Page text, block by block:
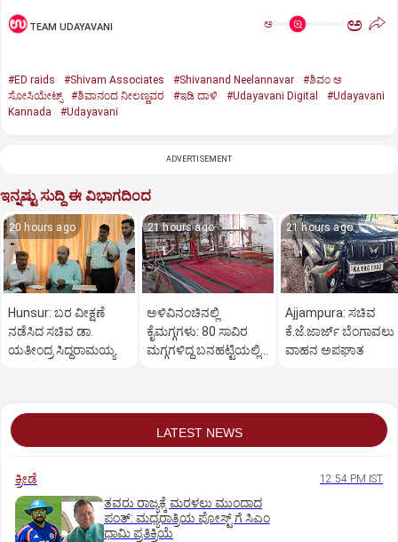
TEAM UDAYAVANI ಅ ಅ
#ED raids #Shivam Associates #Shivanand Neelannavar
#ಶಿವಂ ಅ
ಸೋಸಿಯೇಟ್ಸ್
#ಶಿವಾನಂದ ನೀಲಣ್ಣವರ #ಇಡಿ ದಾಳಿ #Udayavani Digital
#Udayavani
Kannada
#Udayavani
ADVERTISEMENT
ಇನ್ನಷ್ಟು ಸುದ್ದಿ ಈ ವಿಭಾಗದಿಂದ
20 hours ago
Hunsur: ಬರ ವೀಕ್ಷಣೆ
ನಡೆಸಿದ ಸಚಿವ ಡಾ.
ಯತೀಂದ್ರ ಸಿದ್ದರಾಮಯ್ಯ
21 hours ago
ಅಳಿವಿನಂಚಿನಲ್ಲಿ
ಕೈಮಗ್ಗಗಳು: 80 ಸಾವಿರ
ಮಗ್ಗಗಳಿದ್ದ ಬನಹಟ್ಟಿಯಲ್ಲಿ
21 hours ago
Ajjampura: ಸಚಿವ
ಕೆ.ಜೆ.ಜಾರ್ಜ್ ಬೆಂಗಾವಲು
ವಾಹನ ಅಪಘಾತ
LATEST NEWS
ಕ್ರೀಡೆ 12:54 PM IST
ತವರು ರಾಜ್ಯಕ್ಕೆ ಮರಳಲು ಮುಂದಾದ
ಪಂತ್:‌ ಮಧ್ಯರಾತ್ರಿಯ ಪೋಸ್ಟ್‌ ಗೆ ಸಿಎಂ
ಧಾಮಿ ಪ್ರತಿಕ್ರಿಯೆ